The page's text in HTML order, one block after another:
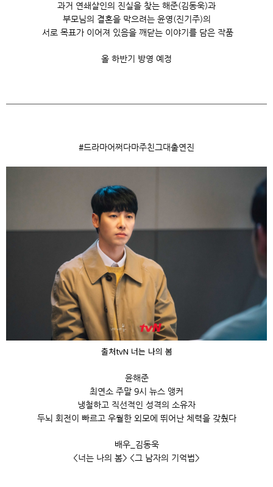
과거 연쇄살인의 진실을 찾는 해준(김동욱)과
부모님의 결혼을 막으려는 윤영(진기주)의
서로 목표가 이어져 있음을 깨닫는 이야기를 담은 작품
올 하반기 방영 예정
#드라마어쩌다마주친그대출연진
출처tvN 너는 나의 봄
윤해준
최연소 주말 9시 뉴스 앵커
냉철하고 직선적인 성격의 소유자
두뇌 회전이 빠르고 우월한 외모에 뛰어난 체력을 갖췄다
배우_김동욱
<너는 나의 봄> <그 남자의 기억법>